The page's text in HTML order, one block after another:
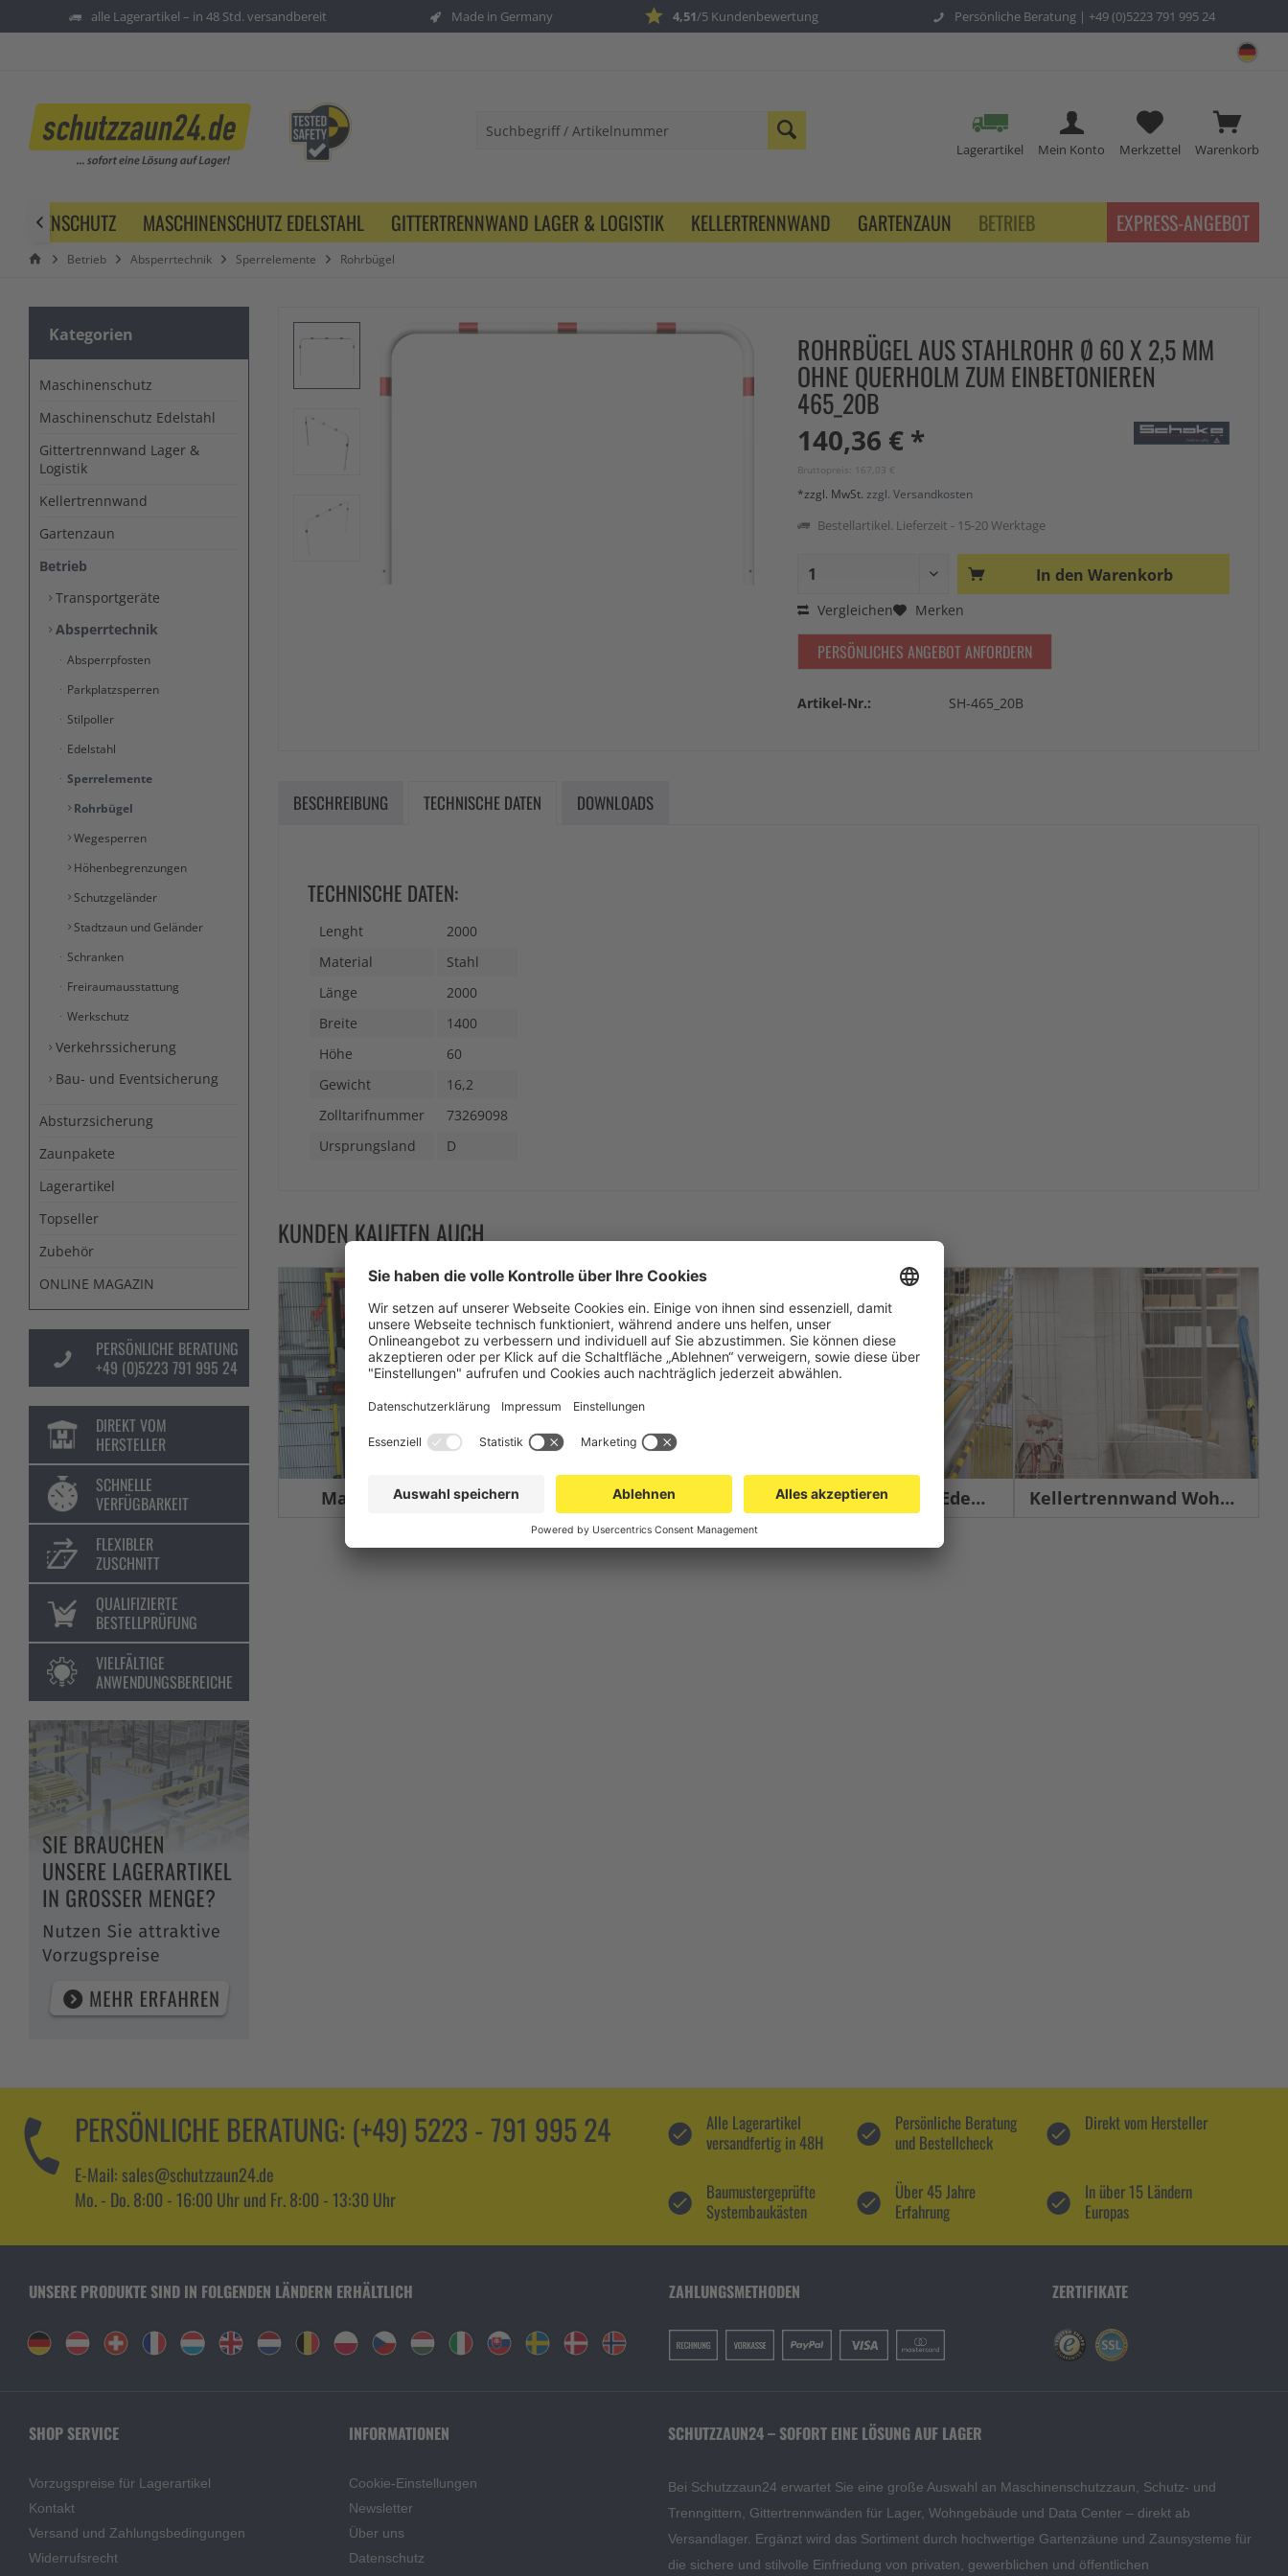
alle Lagerartikel – in 48 Std. versandbereit Made in Germany 4,51/5 Kundenbewertung Persönliche Beratung | +49 (0)5223 791 995 24
Warenkorb
Merkzettel
Mein Konto
Lagerartikel
MASCHINENSCHUTZ EDELSTAHL GITTERTRENNWAND LAGER & LOGISTIK KELLERTRENNWAND GARTENZAUN BETRIEB
 EXPRESS-ANGEBOT
Betrieb Absperrtechnik Sperrelemente Rohrbügel
Kategorien
Maschinenschutz
Maschinenschutz Edelstahl
Gittertrennwand Lager &
Logistik
Kellertrennwand
Gartenzaun
Betrieb
Transportgeräte
Absperrtechnik
Absperrpfosten
Parkplatzsperren
Stilpoller
Edelstahl
Sperrelemente
Rohrbügel
Wegesperren
Höhenbegrenzungen
Schutzgeländer
Stadtzaun und Geländer
Schranken
Freiraumausstattung
Werkschutz
Verkehrssicherung
Bau- und Eventsicherung
Absturzsicherung
Zaunpakete
Lagerartikel
Topseller
Zubehör
ONLINE MAGAZIN
PERSÖNLICHE BERATUNG
+49 (0)5223 791 995 24
DIREKT VOM
HERSTELLER
SCHNELLE
VERFÜGBARKEIT
FLEXIBLER
ZUSCHNITT
QUALIFIZIERTE
BESTELLPRÜFUNG
VIELFÄLTIGE
ANWENDUNGSBEREICHE
ROHRBÜGEL AUS STAHLROHR Ø 60 X 2,5 MM
OHNE QUERHOLM ZUM EINBETONIEREN
465_20B
140,36 € *
Bruttopreis: 167,03 €
*zzgl. MwSt. zzgl. Versandkosten
Bestellartikel. Lieferzeit - 15-20 Werktage
In den Warenkorb
Vergleichen Merken
PERSÖNLICHES ANGEBOT ANFORDERN
Artikel-Nr.: SH-465_20B
BESCHREIBUNG TECHNISCHE DATEN DOWNLOADS
TECHNISCHE DATEN:
Lenght
2000
Material
Stahl
Länge
2000
Breite
1400
Höhe
60
Gewicht
16,2
Zolltarifnummer
73269098
Ursprungsland
D
KUNDEN KAUFTEN AUCH
Maschinenschutz Gittertrennwand Lager & Logistik Maschinenschutz Edelstahl Kellertrennwand Wohnbau
PERSÖNLICHE BERATUNG: (+49) 5223 - 791 995 24
E-Mail: sales@schutzzaun24.de
Mo. - Do. 8:00 - 16:00 Uhr und Fr. 8:00 - 13:30 Uhr
Alle Lagerartikel
versandfertig in 48H
Persönliche Beratung
und Bestellcheck
Direkt vom Hersteller
Baumustergeprüfte
Systembaukästen
Über 45 Jahre
Erfahrung
In über 15 Ländern
Europas
UNSERE PRODUKTE SIND IN FOLGENDEN LÄNDERN ERHÄLTLICH ZAHLUNGSMETHODEN ZERTIFIKATE
SHOP SERVICE
Vorzugspreise für Lagerartikel
Kontakt
Versand und Zahlungsbedingungen
Widerrufsrecht
INFORMATIONEN
Cookie-Einstellungen
Newsletter
Über uns
Datenschutz
SCHUTZZAUN24 – SOFORT EINE LÖSUNG AUF LAGER
Bei Schutzzaun24 erwartet Sie eine große Auswahl an Maschinenschutzzaun, Schutz- und
Trenngittern, Gittertrennwänden für Lager, Wohngebäude und Data Center – direkt ab
Versandlager. Ergänzt wird das Sortiment durch hochwertige Gartenzäune und Zaunsysteme für
die sichere und stilvolle Einfriedung von privaten, gewerblichen und öffentlichen